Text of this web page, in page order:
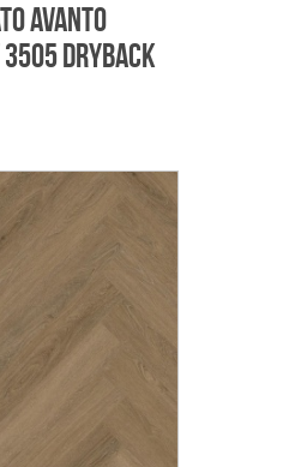
Avanto
dryback